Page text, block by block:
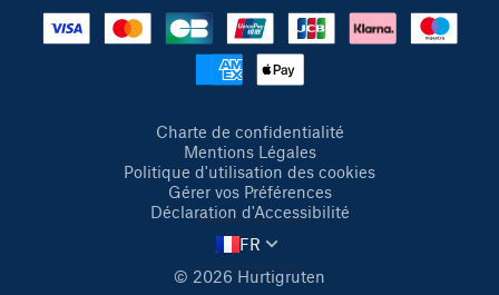
Charte de confidentialité
Mentions Légales
Politique d'utilisation des cookies
Gérer vos Préférences
Déclaration d'Accessibilité
© 2026 Hurtigruten
FR